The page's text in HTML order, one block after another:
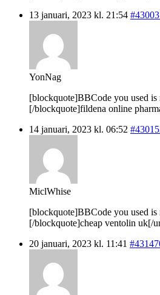
13 januari, 2023 kl. 21:54
YonNag
[blockquote]BBCode you used is
[/blockquote]fildena online
14 januari, 2023 kl. 06:52
MiclWhise
[blockquote]BBCode you used is
[/blockquote]cheap ventolin uk[/
20 januari, 2023 kl. 11:41